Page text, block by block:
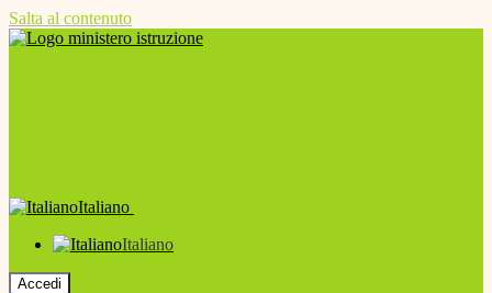
Salta al contenuto
Italiano
Italiano
Accedi